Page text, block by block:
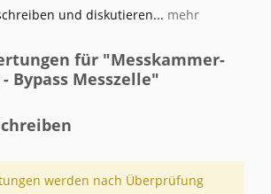
und diskutieren... mehr
für "Messkammer-
Bypass Messzelle"
werden nach Überprüfung